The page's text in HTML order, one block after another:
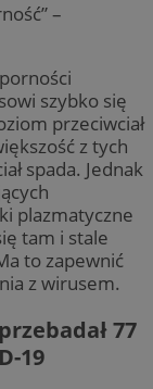
–
szybko się
przeciwciał
z tych
spada. Jednak
plazmatyczne
tam i stale
to zapewnić
z wirusem.
77
19